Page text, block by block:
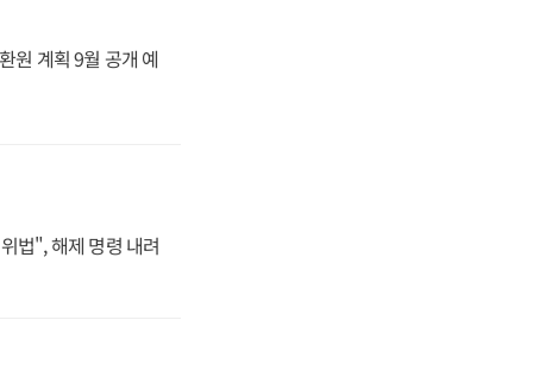
원 계획 9월 공개 예
법", 해제 명령 내려